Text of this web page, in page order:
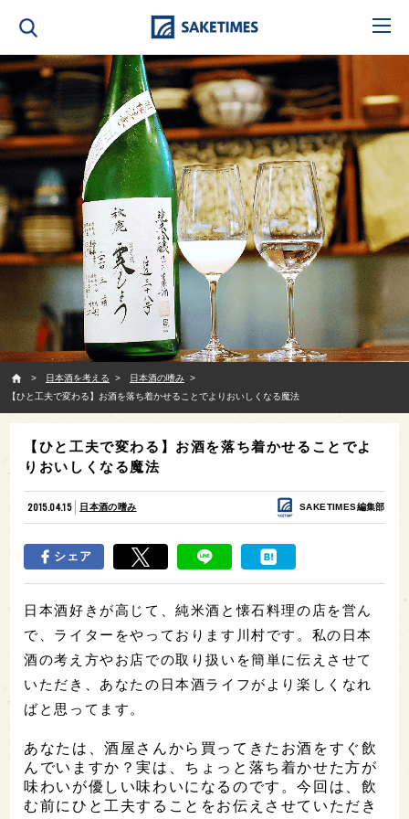
日本酒を考える
日本酒の嗜み
【ひと工夫で変わる】お酒を落ち着かせることでよりおいしくなる魔法
【ひと工夫で変わる】お酒を落ち着かせることでよ
りおいしくなる魔法
2015.04.15 日本酒の嗜み SAKETIMES編集部
シェア
日本酒好きが高じて、純米酒と懐石料理の店を営ん
で、ライターをやっております川村です。私の日本
酒の考え方やお店での取り扱いを簡単に伝えさせて
いただき、あなたの日本酒ライフがより楽しくなれ
ばと思ってます。
あなたは、酒屋さんから買ってきたお酒をすぐ飲
んでいますか？実は、ちょっと落ち着かせた方が
味わいが優しい味わいになるのです。今回は、飲
む前にひと工夫することをお伝えさせていただき